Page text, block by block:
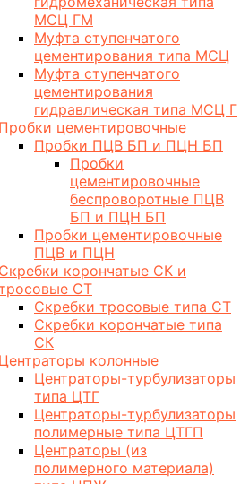
МСЦ ГМ
Муфта ступенчатого
цементирования типа МСЦ
Муфта ступенчатого
цементирования
гидравлическая типа МСЦ Г
Пробки цементировочные
Пробки ПЦВ БП и ПЦН БП
Пробки
цементировочные
беспроворотные ПЦВ
БП и ПЦН БП
Пробки цементировочные
ПЦВ и ПЦН
Скребки корончатые СК и
СТ
Скребки тросовые типа СТ
Скребки корончатые типа
СК
Центраторы колонные
Центраторы-турбулизаторы
типа ЦТГ
Центраторы-турбулизаторы
полимерные типа ЦТГП
Центраторы (из
полимерного материала)